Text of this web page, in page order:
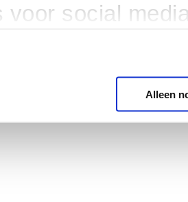
voor social
Alleen